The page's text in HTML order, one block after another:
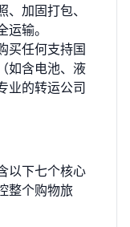
、加固打包、
输。
买任何支持国
如含电池、液
业的转运公司
以下七个核心
整个购物旅